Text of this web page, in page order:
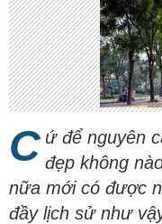
C ứ để nguyên
đẹp không
nữa mới có được
đầy lịch sử như